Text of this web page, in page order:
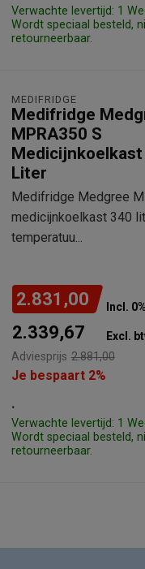
Verwachte levertijd: 1
Wordt speciaal besteld,
retourneerbaar.
MEDIFRIDGE
Medifridge
MPRA350 S
Liter
Medifridge Medgree
medicijnkoelkast 340
temperatuu...
2.831,00 Incl.
2.339,67 Excl.
Adviesprijs 2.881,00
Je bespaart 2%
.
Verwachte levertijd: 1
Wordt speciaal besteld,
retourneerbaar.